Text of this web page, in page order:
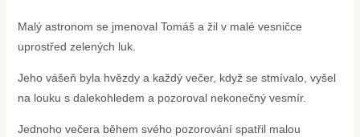
Malý astronom se jmenoval Tomáš a žil v malé vesničce
uprostřed zelených luk.
Jeho vášeň byla hvězdy a každý večer, když se stmívalo, vyšel
na louku s dalekohledem a pozoroval nekonečný vesmír.
Jednoho večera během svého pozorování spatřil malou